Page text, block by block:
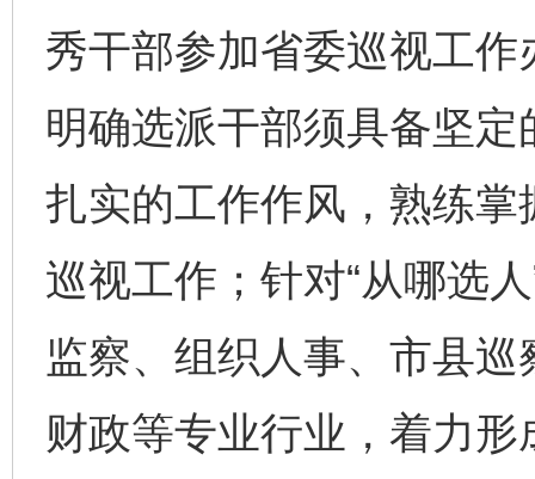
秀干部参加省委巡视工作
明确选派干部须具备坚
扎实的工作作风，熟练
巡视工作；针对“从哪选
监察、组织人事、市县
财政等专业行业，着力